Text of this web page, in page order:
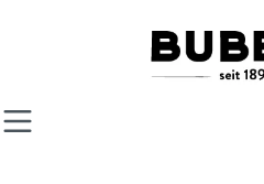
Zum Hauptinhalt springen